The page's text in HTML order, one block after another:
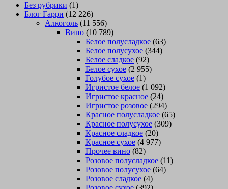
Без рубрики (1)
Блог Гарри (12 226)
Алкоголь (11 556)
Вино (10 789)
Белое полусладкое (63)
Белое полусухое (344)
Белое сладкое (92)
Белое сухое (2 955)
Голубое сухое (1)
Игристое белое (1 092)
Игристое красное (24)
Игристое розовое (294)
Красное полусладкое (65)
Красное полусухое (309)
Красное сладкое (20)
Красное сухое (4 977)
Прочее вино (82)
Розовое полусладкое (11)
Розовое полусухое (64)
Розовое сладкое (4)